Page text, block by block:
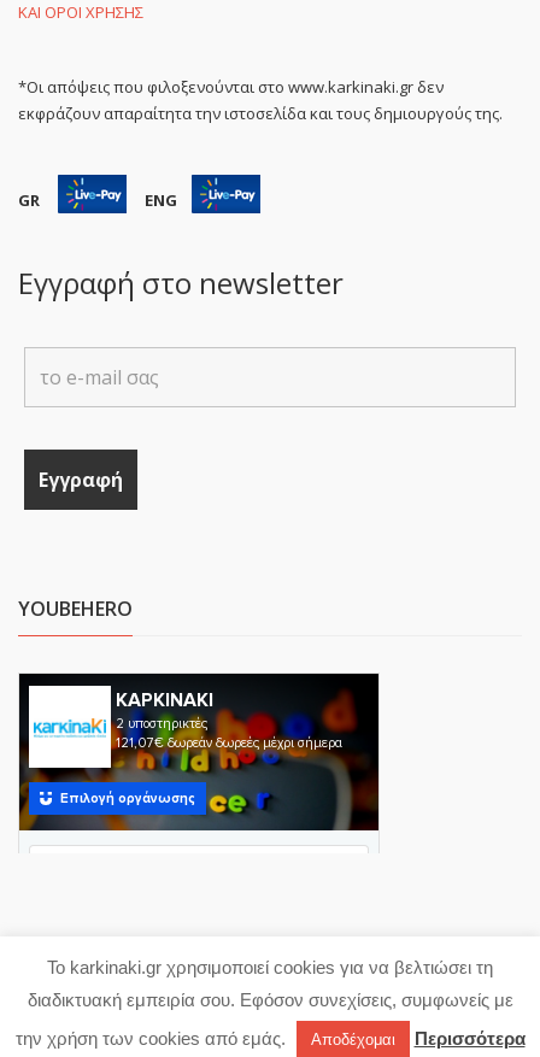
ΚΑΙ ΟΡΟΙ ΧΡΗΣΗΣ
*Οι απόψεις που φιλοξενούνται στο www.karkinaki.gr δεν
εκφράζουν απαραίτητα την ιστοσελίδα και τους δημιουργούς της.
GR ENG
Εγγραφή στο newsletter
YOUBEHERO
Copyright 2023 karkinaki.gr
Powered with ♥ byproDigi
Το karkinaki.gr χρησιμοποιεί cookies για να βελτιώσει τη
διαδικτυακή εμπειρία σου. Εφόσον συνεχίσεις, συμφωνείς με
την χρήση των cookies από εμάς.
Αποδέχομαι Περισσότερα